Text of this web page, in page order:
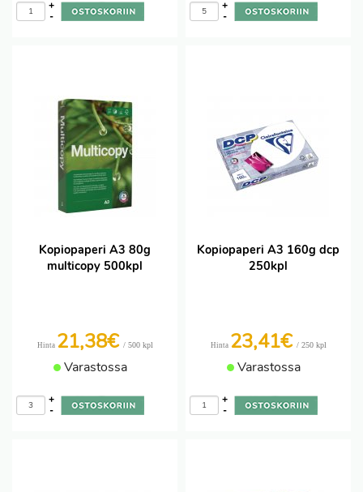
-
+
-
+
Kopiopaperi A3 80g
multicopy 500kpl
Hinta 21,38€ / 500 kpl
Varastossa
-
+
Kopiopaperi A3 160g dcp
250kpl
Hinta 23,41€ / 250 kpl
Varastossa
-
+